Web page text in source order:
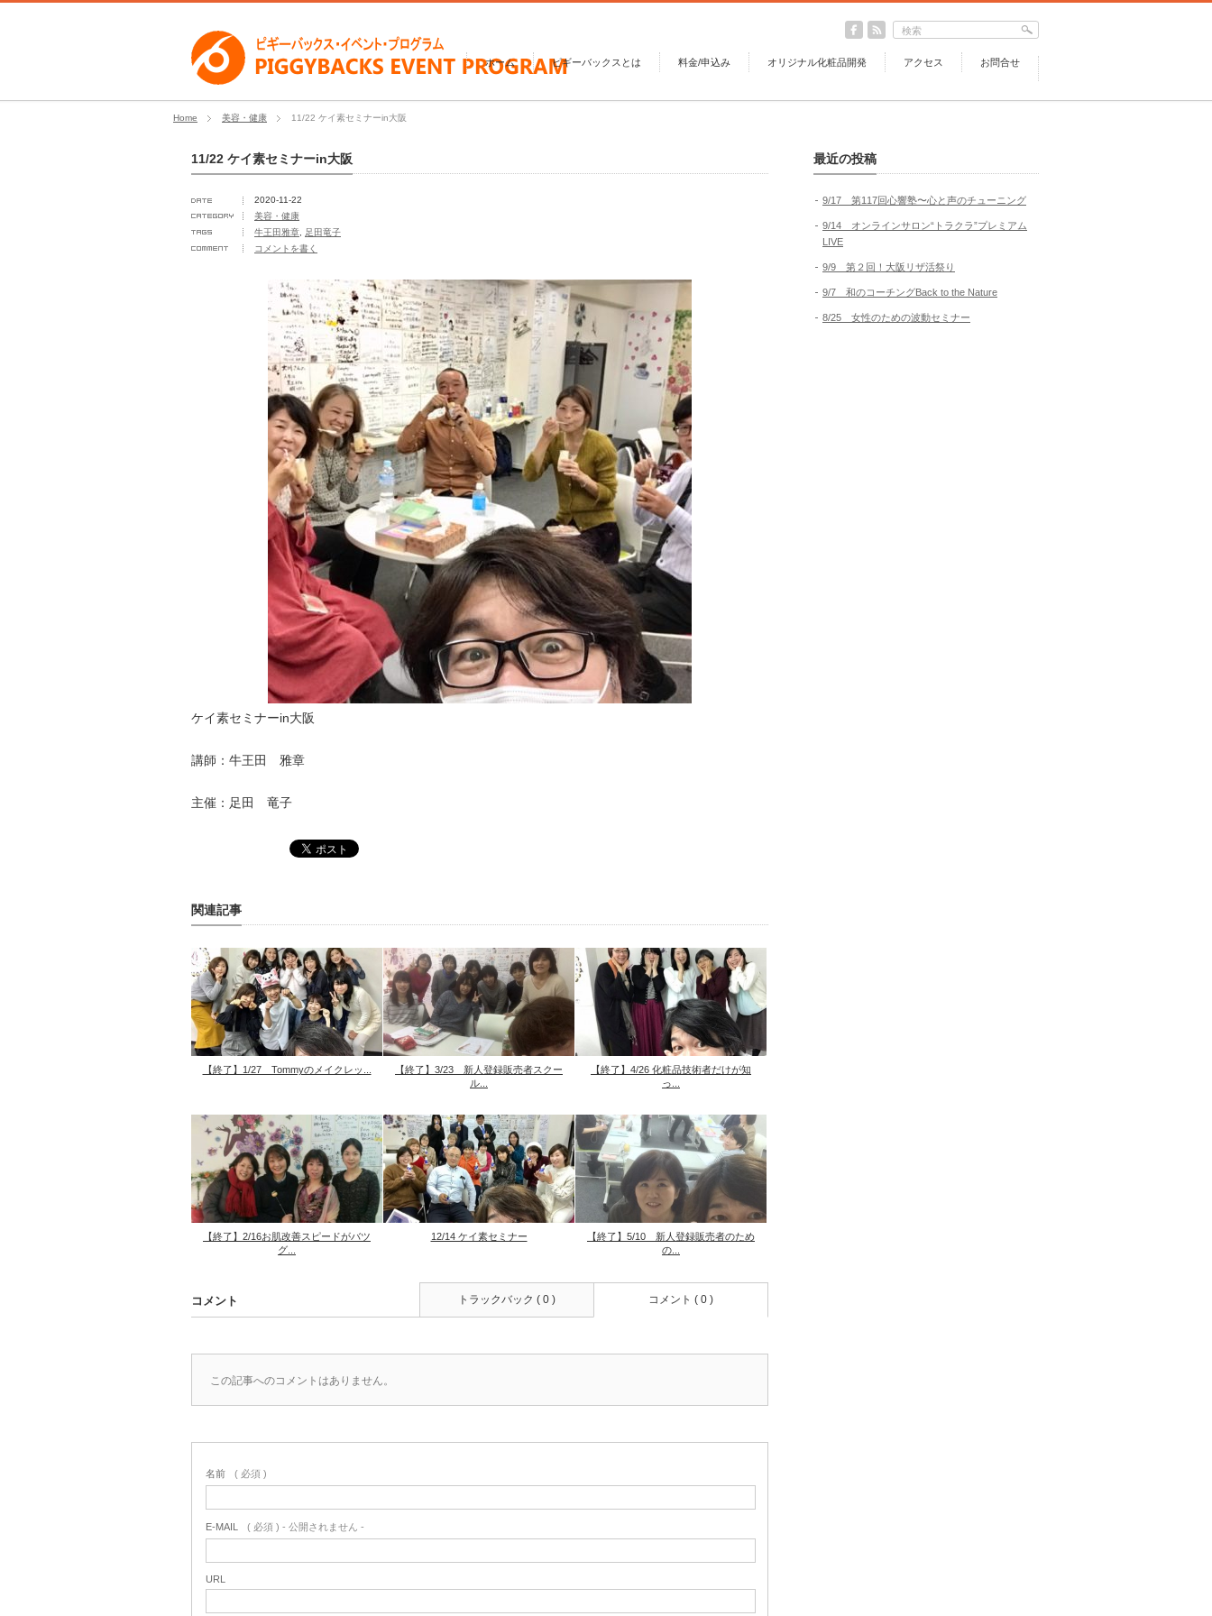
ホーム ピギーバックスとは 料金/申込み オリジナル化粧品開発 アクセス お問合せ
Home 美容・健康 11/22 ケイ素セミナーin大阪
11/22 ケイ素セミナーin大阪
2020-11-22
美容・健康
牛王田雅章
足田竜子
コメントを書く
ケイ素セミナーin大阪
講師：牛王田 雅章
主催：足田 竜子
関連記事
【終了】1/27 Tommyのメイクレッ...
【終了】3/23 新人登録販売者スクー
ル...
【終了】4/26 化粧品技術者だけが知
っ...
【終了】2/16お肌改善スピードがバツ
グ...
12/14 ケイ素セミナー
【終了】5/10 新人登録販売者のため
の...
コメント コメント ( 0 )
トラックバック ( 0 )
この記事へのコメントはありません。
名前 ( 必須 )
E-MAIL ( 必須 ) - 公開されません -
URL
最近の投稿
9/17 第117回心響塾〜心と声のチューニング
9/14 オンラインサロン“トラクラ”プレミアム
LIVE
9/9 第２回！大阪リザ活祭り
9/7 和のコーチングBack to the Nature
8/25 女性のための波動セミナー